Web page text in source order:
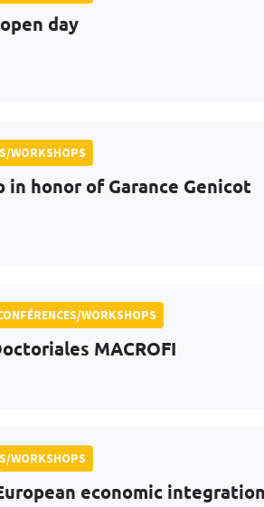
day
WORKSHOPS
in honor of Garance Genicot
WORKSHOPS
MACROFI
WORKSHOPS
economic integration